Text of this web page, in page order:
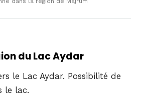
du Lac Aydar
le Lac Aydar. Possibilité de
le lac.